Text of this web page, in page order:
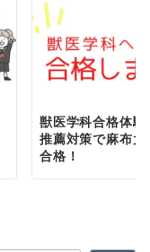
獣医学科合格体
推薦対策で麻布
合格！